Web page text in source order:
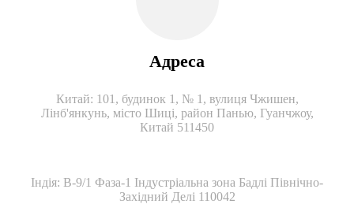
Адреса
Китай: 101, будинок 1, № 1, вулиця Чжишен,
Лінб'янкунь, місто Шиці, район Панью, Гуанчжоу,
Китай 511450
Індія: B-9/1 Фаза-1 Індустріальна зона Бадлі Північно-
Західний Делі 110042